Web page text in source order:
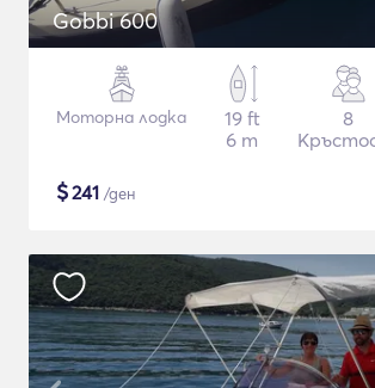
Gobbi 600
Моторна лодка
19 ft
6 m
8
$241 /ден